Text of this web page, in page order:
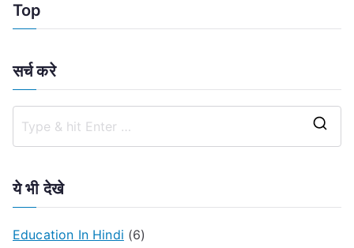
Top
सर्च करे
ये भी देखे
Education In Hindi (6)